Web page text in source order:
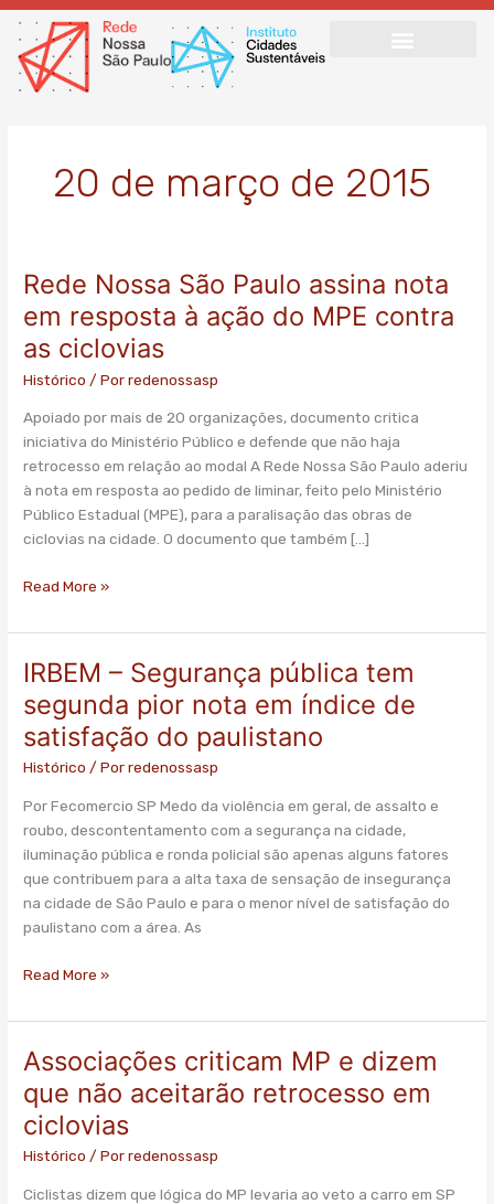
Ir
para
conteúdo
20 de março de 2015
Rede Nossa São Paulo assina nota
em resposta à ação do MPE contra
as ciclovias
Histórico / Porredenossasp
Apoiado por mais de 20 organizações, documento critica
iniciativa do Ministério Público e defende que não haja
retrocesso em relação ao modal A Rede Nossa São Paulo aderiu
à nota em resposta ao pedido de liminar, feito pelo Ministério
Público Estadual (MPE), para a paralisação das obras de
ciclovias na cidade. O documento que também […]
Rede
São
Paulo
assina
em
resposta
à
ação
do
MPE
as
Read More »
IRBEM – Segurança pública tem
segunda pior nota em índice de
satisfação do paulistano
Histórico / Porredenossasp
Por Fecomercio SP Medo da violência em geral, de assalto e
roubo, descontentamento com a segurança na cidade,
iluminação pública e ronda policial são apenas alguns fatores
que contribuem para a alta taxa de sensação de insegurança
na cidade de São Paulo e para o menor nível de satisfação do
paulistano com a área. As
IRBEM
Segurança
pública
tem
pior
nota
em
índice
de
satisfação
paulistano
Read More »
Associações criticam MP e dizem
que não aceitarão retrocesso em
ciclovias
Histórico / Porredenossasp
Ciclistas dizem que lógica do MP levaria ao veto a carro em SP
Associações
MP
e
dizem